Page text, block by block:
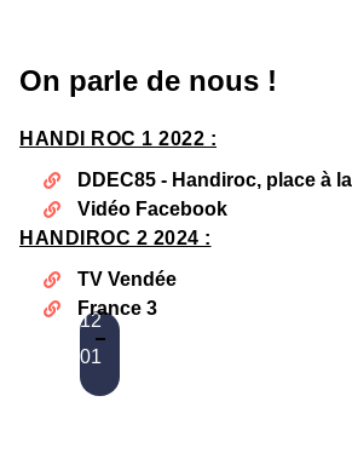
On parle de nous !
HANDI ROC 1 2022 :
DDEC85 - Handiroc, place à
Vidéo Facebook
HANDIROC 2 2024 :
TV Vendée
France 3
12
01